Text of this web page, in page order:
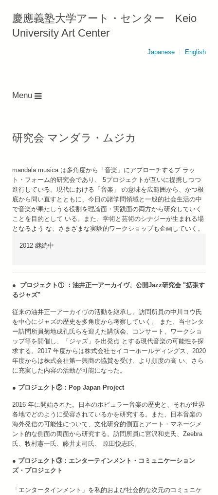
慶應義塾大学アート・センター Keio
University Art Center
Japanese English
Menu
研究会 マンダラ・ムジカ
mandala musica は多角度から「音楽」にアプローチするプ ラッ
ト・フォーム的研究会であり、 5プロジェクトが互いに提携しつつ
進行している。現代における「音楽」 の意味を広範囲から、かつ根
底から問い直すとともに、今日の諸学問領域と一般的社会生活の中
で音楽が果たしうる役割を理論面・実践面の両方から研究していく
ことを目的として いる。また、学術と芸術のシナジーが生まれる場
となるよう な、さまざまな実験的ワークショップも企画していく。
2012-継続中
● プロジェクト① ：油井正一アーカイヴ、公開Jazz研究会 "拡張す
るジャズ"
従来の油井正一アーカイヴの活動を継承し、訪問所員の中川ヨウ氏
を中心にジャズの歴史を多角度から考察していく。 また、当センタ
ー訪問所員菊地成孔氏らを迎えた講演会、コンサート、ワークショ
ップ等を開催し、「ジャズ」を出発点 とする現代音楽の可能性を探
求する。2017 年度からは株式会社セイコーホールディングス、2020
年度からは株式会社第一興商の協賛を受け、より頻度の高 い、さら
に充実した内容の活動が可能になった。
● プロジェクト②：Pop Japan Project
2016 年に開始された。日本のポピュラー音楽の歴史と、それが世界
各地でどのように受容されているかを研究する。また、日本音楽の
海外発信の可能性について、文化研究的側面とアート・マネージメ
ント的な側面の両面から研究する。訪問所員に宮沢和史氏、Zeebra
氏、牧村憲一氏、藤井丈司氏、 原田悦志氏。
● プロジェクト③：エンターテインメント・コミュニケーション
ズ・プロジェクト
「エンタータインメント」を私的および社会的な次元のコミュニケ